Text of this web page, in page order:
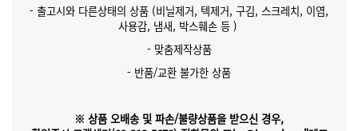
- 출고시와 다른상태의 상품 (비닐제거, 텍제거, 구김, 스크레치, 이염,
사용감, 냄새, 박스훼손 등 )
- 맞춤제작상품
- 반품/교환 불가한 상품
※ 상품 오배송 및 파손/불량상품을 받으신 경우,